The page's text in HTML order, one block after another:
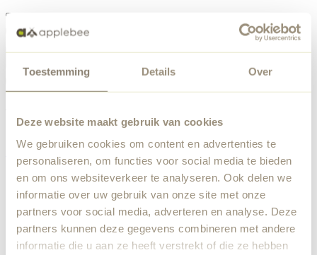
Toestemming Details Over
Deze website maakt gebruik van cookies
We gebruiken cookies om content en advertenties te
personaliseren, om functies voor social media te bieden
en om ons websiteverkeer te analyseren. Ook delen we
informatie over uw gebruik van onze site met onze
partners voor social media, adverteren en analyse. Deze
partners kunnen deze gegevens combineren met andere
informatie die u aan ze heeft verstrekt of die ze hebben
Something went wrong
been notified.
Back to home